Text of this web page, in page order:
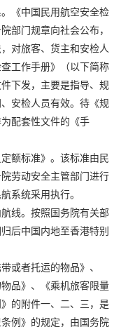
《中国民用航空安全检
部门规章向社会公布，
对旅客、货主和安检人
工作手册》（以下简称
下发，主要是指导、规
安检人员有效。待《规
配套性文件的《手
额标准》。该标准由民
劳动安全主管部门进行
系统采用执行。
线。按照国务院有关部
后中国内地至香港特别
者托运的物品》、
品》、《乘机旅客限量
的附件一、二、三，是
例》的规定，由国务院